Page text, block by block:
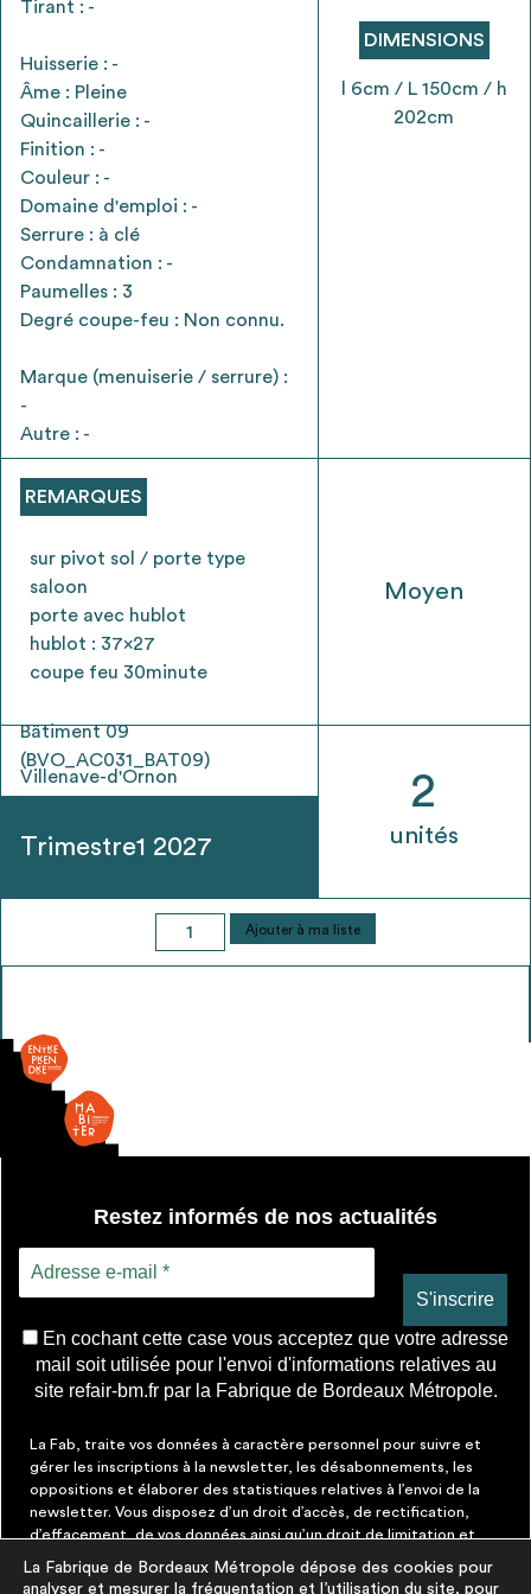
* Attention, l’ajout des matériaux à sa liste et son envoi ne
vaut aucunement réservation.
voirFAQ
Tirant : -
Huisserie : -
Âme : Pleine
Quincaillerie : -
Finition : -
Couleur : -
Domaine d'emploi : -
Serrure : à clé
Condamnation : -
Paumelles : 3
Degré coupe-feu : Non connu.
Marque (menuiserie / serrure) :
-
Autre : -
REMARQUES
sur pivot sol / porte type
saloon
porte avec hublot
hublot : 37x27
coupe feu 30minute
Bâtiment 09
(BVO_AC031_BAT09)
Villenave-d'Ornon
Trimestre1 2027
DIMENSIONS
l 6cm / L 150cm / h
202cm
Moyen
2
unités
quantité
de
Ajouter à ma liste
Restez informés de nos actualités
En cochant cette case vous acceptez que votre adresse
mail soit utilisée pour l'envoi d'informations relatives au
site refair-bm.fr par la Fabrique de Bordeaux Métropole.
La Fab, traite vos données à caractère personnel pour suivre et
gérer les inscriptions à la newsletter, les désabonnements, les
oppositions et élaborer des statistiques relatives à l’envoi de la
newsletter. Vous disposez d’un droit d’accès, de rectification,
d’effacement, de vos données ainsi qu’un droit de limitation et
moment faire cesser ces communications en cliquant sur le lien de
La Fabrique de Bordeaux Métropole dépose des cookies pour
analyser et mesurer la fréquentation et l’utilisation du site, pour